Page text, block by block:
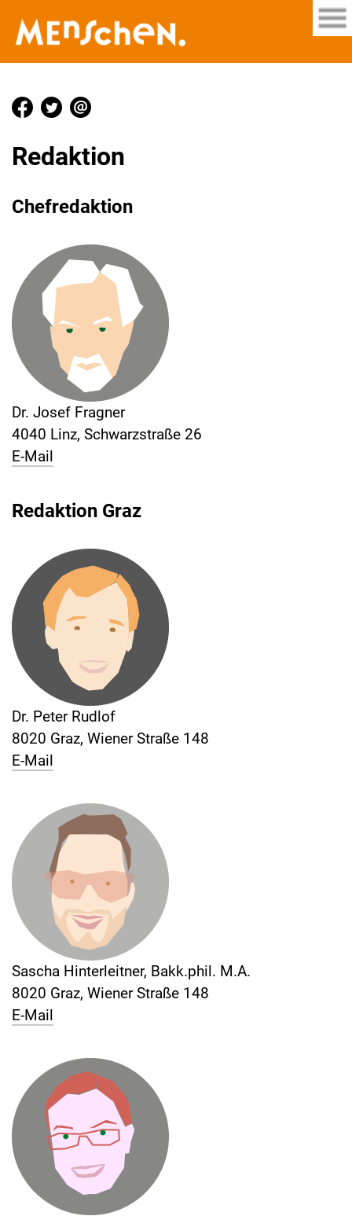
Redaktion
Chefredaktion
Dr. Josef Fragner
4040 Linz, Schwarzstraße 26
E-Mail
Redaktion Graz
Dr. Peter Rudlof
8020 Graz, Wiener Straße 148
E-Mail
Sascha Hinterleitner, Bakk.phil. M.A.
8020 Graz, Wiener Straße 148
E-Mail